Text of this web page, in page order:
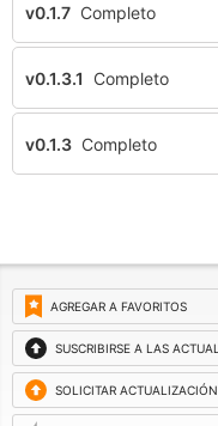
v0.1.7 Completo
v0.1.3.1 Completo
v0.1.3 Completo
AGREGAR A FAVORITOS
SUSCRIBIRSE A LAS
SOLICITAR ACTUALIZACIÓN